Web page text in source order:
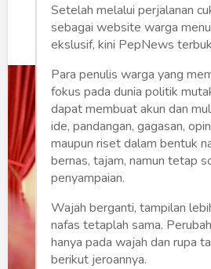
Gaya
Wanita
Setelah melalui perjalanan
sebagai website warga
ekslusif, kini PepNews
Para penulis warga yang
fokus pada dunia politik
dapat membuat akun dan
ide, pandangan, gagasan,
maupun riset dalam bentuk
bernas, tajam, namun tetap
penyampaian.
Wajah berganti, tampilan
nafas tetaplah sama.
hanya pada wajah dan rupa
berikut jeroannya.